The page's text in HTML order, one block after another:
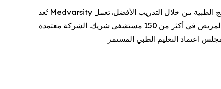
تُعد Medvarsity أكبر شركة في آسيا وأكثرها موثوقية في مجال تكنولوجيا التعليم الصحي، وتركز على تحسين النتائج الطبية من خلال التدريب الأفضل. تعمل Medvarsity في أكثر من 192
دولة وتستقطب 3.4 مليون متخصص في الرعاية الصحية شهريًا، وتجمع بين التعليم عبر الإنترنت والتدريب السريري بجانب سرير المريض في أكثر من 150 مستشفى شريك. الشركة معتمدة